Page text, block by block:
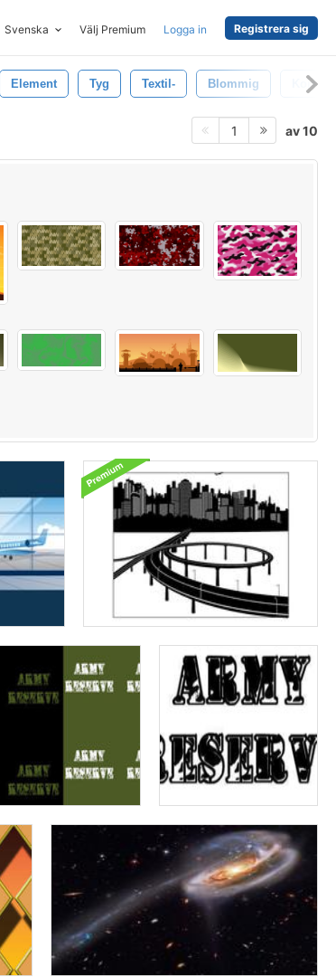
Svenska Välj Premium Logga in Registrera sig
Element Tyg Textil- Blommig Kort
1 av 10